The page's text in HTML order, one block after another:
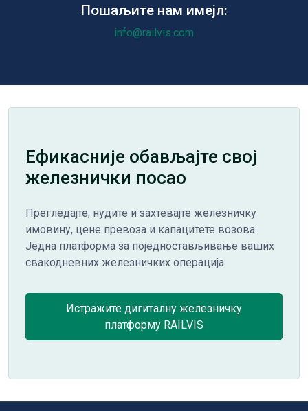
Пошаљите нам имејл:
info@railvis.com
Ефикасније обављајте свој
железнички посао
Прегледајте, нудите и захтевајте железничку
имовину, цене превоза и капацитете возова.
Једна платформа за поједностављивање ваших
свакодневних железничких операција.
Истражите дигиталну железничку
платформу RAILVIS